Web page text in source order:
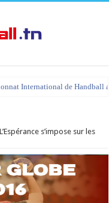
International de Handball
et liste des joueurs
s’impose sur les